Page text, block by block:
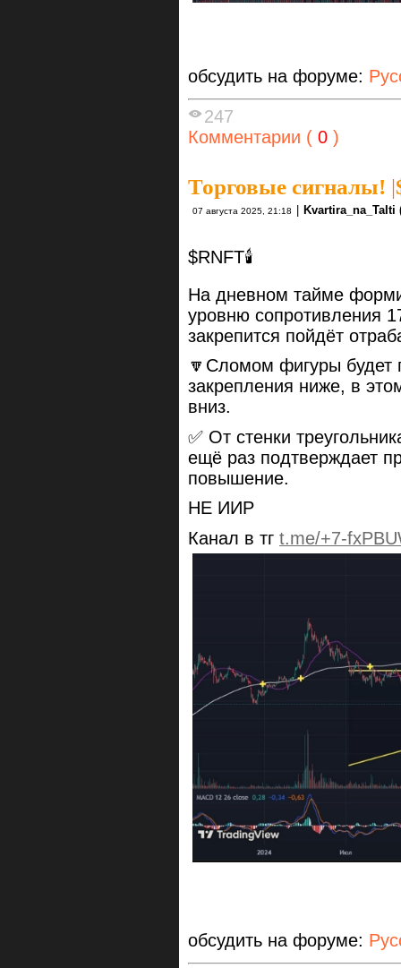
обсудить на форуме:
247
Комментарии ( 0 )
Торговые сигналы! |
07 августа 2025, 21:18 | Kvartira_na_TaIti
$RNFT🕯
На дневном тайме
уровню сопротивления
закрепится пойдёт
🔽Сломом фигуры будет
закрепления ниже, в
вниз.
✅ От стенки
ещё раз подтверждает
повышение.
НЕ ИИР
Канал в тг t.me/+7-
обсудить на форуме: